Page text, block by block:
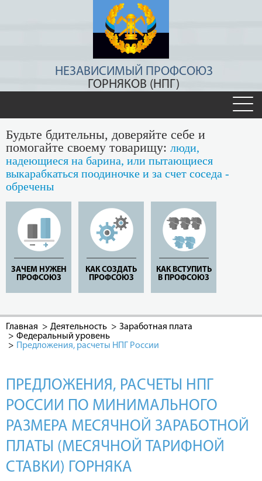
НЕЗАВИСИМЫЙ ПРОФСОЮЗ
ГОРНЯКОВ (НПГ)
Будьте бдительны, доверяйте себе и
помогайте своему товарищу: люди,
надеющиеся на барина, или пытающиеся
выкарабкаться поодиночке и за счет соседа -
обречены
ЗАЧЕМ НУЖЕН
ПРОФСОЮЗ
КАК СОЗДАТЬ
ПРОФСОЮЗ
КАК ВСТУПИТЬ
В ПРОФСОЮЗ
Главная Деятельность
Заработная плата
Федеральный уровень
Предложения, расчеты НПГ России
ПРЕДЛОЖЕНИЯ, РАСЧЕТЫ НПГ
РОССИИ ПО МИНИМАЛЬНОГО
РАЗМЕРА МЕСЯЧНОЙ ЗАРАБОТНОЙ
ПЛАТЫ (МЕСЯЧНОЙ ТАРИФНОЙ
СТАВКИ) ГОРНЯКА